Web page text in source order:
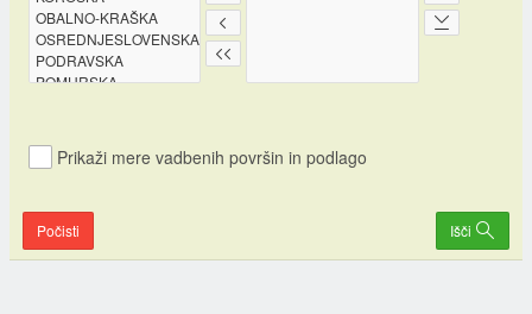
Prikaži mere vadbenih površin in podlago
Počisti Išči